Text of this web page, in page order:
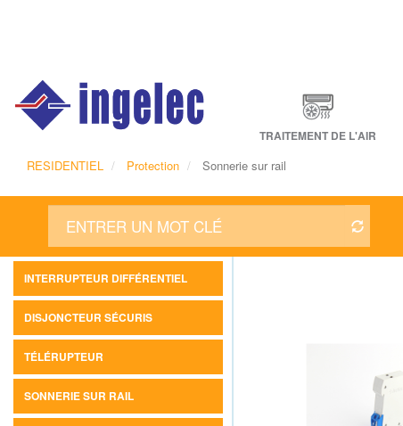
TRAITEMENT DE L'AIR
RESIDENTIEL Protection Sonnerie sur rail
INTERRUPTEUR DIFFÉRENTIEL
DISJONCTEUR SÉCURIS
TÉLÉRUPTEUR
SONNERIE SUR RAIL